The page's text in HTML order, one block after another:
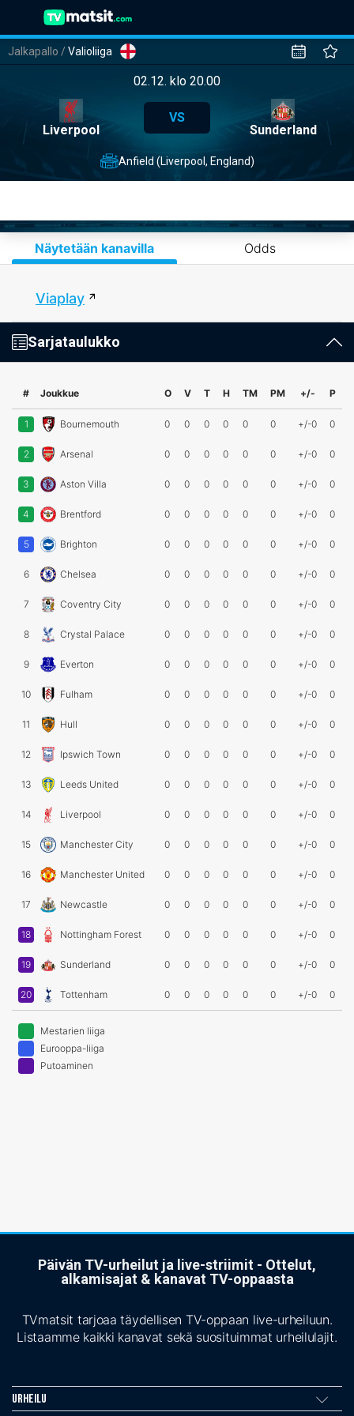
Jalkapallo /Valioliiga
02.12. klo 20.00
Liverpool
VS
Sunderland
Anfield (Liverpool, England)
Näytetään kanavilla Odds
Viaplay
Sarjataulukko
# Joukkue O V T H TM PM +/- P
1 Bournemouth 0 0 0 0 0 0 +/-0 0
2 Arsenal 0 0 0 0 0 0 +/-0 0
3 Aston Villa 0 0 0 0 0 0 +/-0 0
4 Brentford 0 0 0 0 0 0 +/-0 0
5 Brighton 0 0 0 0 0 0 +/-0 0
6 Chelsea 0 0 0 0 0 0 +/-0 0
7 Coventry City 0 0 0 0 0 0 +/-0 0
8 Crystal Palace 0 0 0 0 0 0 +/-0 0
9 Everton 0 0 0 0 0 0 +/-0 0
10 Fulham 0 0 0 0 0 0 +/-0 0
11 Hull 0 0 0 0 0 0 +/-0 0
12 Ipswich Town 0 0 0 0 0 0 +/-0 0
13 Leeds United 0 0 0 0 0 0 +/-0 0
14 Liverpool 0 0 0 0 0 0 +/-0 0
15 Manchester City 0 0 0 0 0 0 +/-0 0
16 Manchester United 0 0 0 0 0 0 +/-0 0
17 Newcastle 0 0 0 0 0 0 +/-0 0
18 Nottingham Forest 0 0 0 0 0 0 +/-0 0
19 Sunderland 0 0 0 0 0 0 +/-0 0
20 Tottenham 0 0 0 0 0 0 +/-0 0
Mestarien liiga
Eurooppa-liiga
Putoaminen
Päivän TV-urheilut ja live-striimit - Ottelut,
alkamisajat & kanavat TV-oppaasta
TVmatsit tarjoaa täydellisen TV-oppaan live-urheiluun.
Listaamme kaikki kanavat sekä suosituimmat urheilulajit.
Urheilu